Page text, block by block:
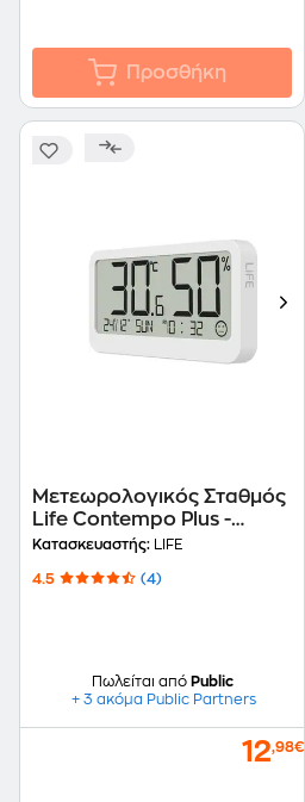
Προσθήκη
Μετεωρολογικός Σταθμός
Life Contempo Plus -
Λευκό
Κατασκευαστής: LIFE
4.5 (4)
Πωλείται από Public
+ 3 ακόμα Public Partners
12,98€